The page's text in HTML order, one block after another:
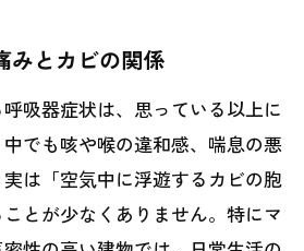
みとカビの関係
吸器症状は、思っている以上に
でも咳や喉の違和感、喘息の悪
は「空気中に浮遊するカビの胞
とが少なくありません。特にマ